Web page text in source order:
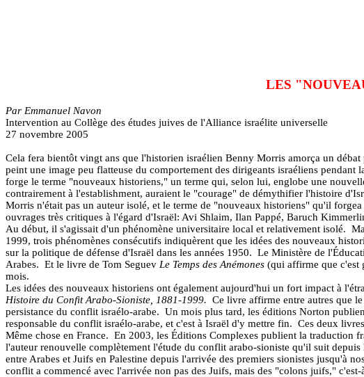
LES
Par Emmanuel Navon
Intervention au Collège des études juives de l'Alliance israélite universelle
27 novembre 2005
Cela fera bientôt vingt ans que l'historien israélien Benny Morris amorça un
peint une image peu flatteuse du comportement des dirigeants israéliens pendant
forge le terme "nouveaux historiens," un terme qui, selon lui, englobe une
contrairement à l'establishment, auraient le "courage" de démythifier l'histoire
Morris n'était pas un auteur isolé, et le terme de "nouveaux historiens" qu'il
ouvrages très critiques à l'égard d'Israël: Avi Shlaim, Ilan Pappé, Baruch
Au début, il s'agissait d'un phénomène universitaire local et relativement isolé.
1999, trois phénomènes consécutifs indiquèrent que les idées des nouveaux
sur la politique de défense d'Israël dans les années 1950. Le Ministère de
Arabes. Et le livre de Tom Seguev Le Temps des Anémones (qui affirme que c'est
mois.
Les idées des nouveaux historiens ont également aujourd'hui un fort impact à
Histoire du Confit Arabo-Sioniste, 1881-1999. Ce livre affirme entre autres que
persistance du conflit israélo-arabe. Un mois plus tard, les éditions Norton
responsable du conflit israélo-arabe, et c'est à Israël d'y mettre fin. Ces deux
Même chose en France. En 2003, les Éditions Complexes publient la traduction
l'auteur renouvelle complètement l'étude du conflit arabo-sioniste qu'il suit
entre Arabes et Juifs en Palestine depuis l'arrivée des premiers sionistes jusqu'à
conflit a commencé avec l'arrivée non pas des Juifs, mais des "colons juifs,"